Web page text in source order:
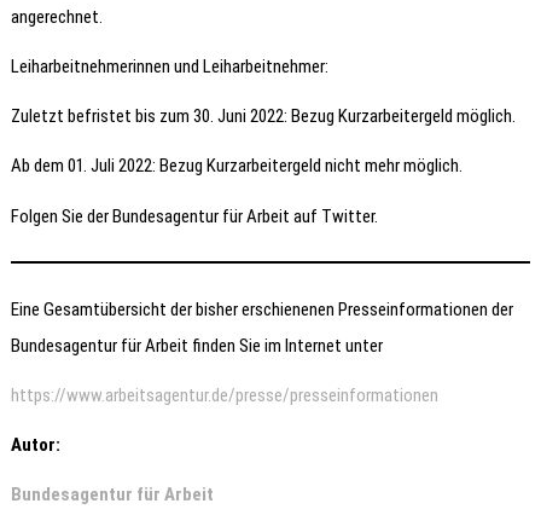
angerechnet.
Leiharbeitnehmerinnen und Leiharbeitnehmer:
Zuletzt befristet bis zum 30. Juni 2022: Bezug Kurzarbeitergeld möglich.
Ab dem 01. Juli 2022: Bezug Kurzarbeitergeld nicht mehr möglich.
Folgen Sie der Bundesagentur für Arbeit auf Twitter.
Eine Gesamtübersicht der bisher erschienenen Presseinformationen der
Bundesagentur für Arbeit finden Sie im Internet unter
https://www.arbeitsagentur.de/presse/presseinformationen
Autor:
Bundesagentur für Arbeit